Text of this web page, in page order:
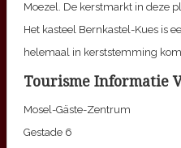
Moezel. De kerstmarkt in deze
Het kasteel Bernkastel-Kues is
helemaal in kerststemming
Tourisme Informatie
Mosel-Gäste-Zentrum
Gestade 6